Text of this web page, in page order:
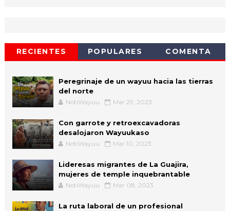
RECIENTES POPULARES COMENTA
Peregrinaje de un wayuu hacia las tierras
del norte
NotiWayuu Mar 29, 2023
Con garrote y retroexcavadoras
desalojaron Wayuukaso
NotiWayuu Mar 10, 2023
Lideresas migrantes de La Guajira,
mujeres de temple inquebrantable
NotiWayuu Mar 08, 2023
La ruta laboral de un profesional